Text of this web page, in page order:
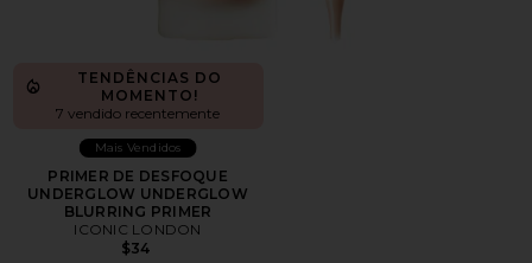
TENDÊNCIAS DO
MOMENTO!
7 vendido recentemente
Mais Vendidos
PRIMER DE DESFOQUE
UNDERGLOW UNDERGLOW
BLURRING PRIMER
ICONIC LONDON
$34